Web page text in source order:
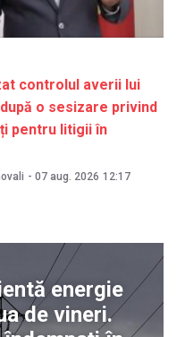
controlul averii lui
o sesizare privind
pentru litigii în
- 07 aug. 2026 12:17
energie
de vineri.